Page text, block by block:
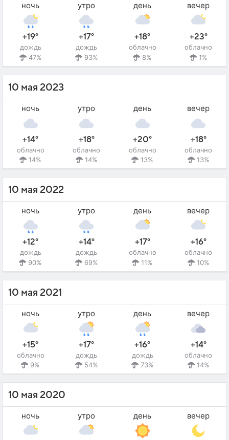
ночь
+19°
дождь
47%
утро
+17°
дождь
93%
день
+18°
облачно
8%
вечер
+23°
облачно
1%
10 мая 2023
ночь
+14°
облачно
14%
утро
+18°
облачно
14%
день
+20°
облачно
13%
вечер
+18°
облачно
13%
10 мая 2022
ночь
+12°
дождь
90%
утро
+14°
дождь
69%
день
+17°
облачно
11%
вечер
+16°
облачно
10%
10 мая 2021
ночь
+15°
облачно
9%
утро
+17°
дождь
54%
день
+16°
дождь
73%
вечер
+14°
облачно
14%
10 мая 2020
ночь утро день вечер